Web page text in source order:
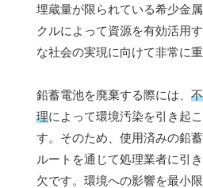
埋蔵量が限られている希少金
クルによって資源を有効活用
な社会の実現に向けて非常に重
鉛蓄電池を廃棄する際には、
理によって環境汚染を引き起
す。そのため、使用済みの鉛
ルートを通じて処理業者に引
欠です。環境への影響を最小